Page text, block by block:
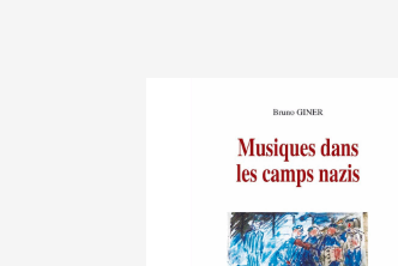
Concentration
,Deportation camps
Musiques dans les
camps nazis